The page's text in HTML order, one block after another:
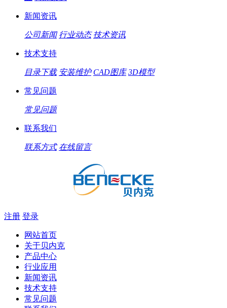
新闻资讯
公司新闻 行业动态 技术资讯
技术支持
目录下载 安装维护 CAD图库 3D模型
常见问题
常见问题
联系我们
联系方式 在线留言
注册 登录
网站首页
关于贝内克
产品中心
行业应用
新闻资讯
技术支持
常见问题